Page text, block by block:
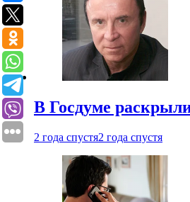
В Госдуме
2 года спустя2 года спустя